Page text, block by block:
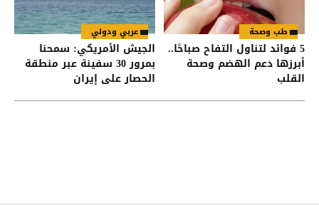
طب وصحة
5 فوائد لتناول التفاح صباحًا..
أبرزها دعم الهضم وصحة
القلب
عربي ودولي
الجيش الأمريكي: سمحنا
بمرور 30 سفينة عبر منطقة
الحصار على إيران